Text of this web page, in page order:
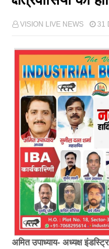
VISION LIVE NEWS 31
अमित उपाध्याय- अध्यक्ष